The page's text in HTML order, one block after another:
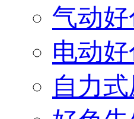
气动
电动
自力